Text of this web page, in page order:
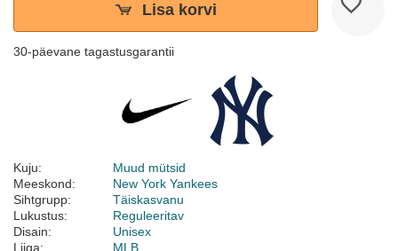
Lisa korvi
30-päevane tagastusgarantii
Kuju:
Muud mütsid
Meeskond:
New York Yankees
Sihtgrupp:
Täiskasvanu
Lukustus:
Reguleeritav
Disain:
Unisex
Liiga:
MLB